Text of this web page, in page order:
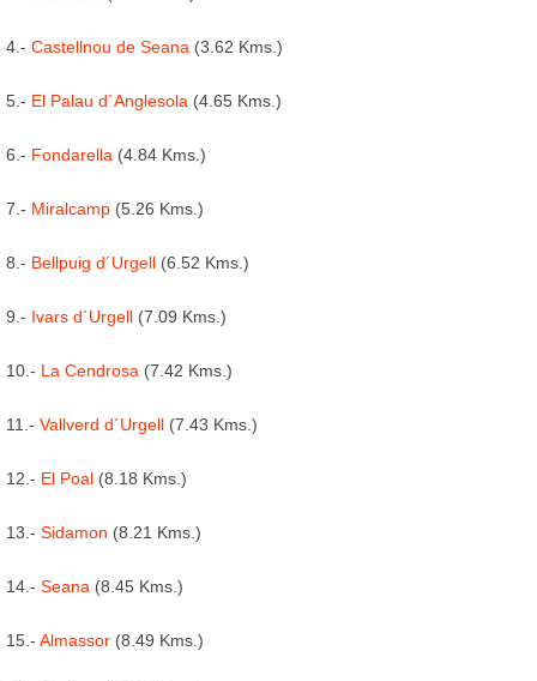
4.- Castellnou de Seana (3.62 Kms.)
5.- El Palau d´Anglesola (4.65 Kms.)
6.- Fondarella (4.84 Kms.)
7.- Miralcamp (5.26 Kms.)
8.- Bellpuig d´Urgell (6.52 Kms.)
9.- Ivars d´Urgell (7.09 Kms.)
10.- La Cendrosa (7.42 Kms.)
11.- Vallverd d´Urgell (7.43 Kms.)
12.- El Poal (8.18 Kms.)
13.- Sidamon (8.21 Kms.)
14.- Seana (8.45 Kms.)
15.- Almassor (8.49 Kms.)